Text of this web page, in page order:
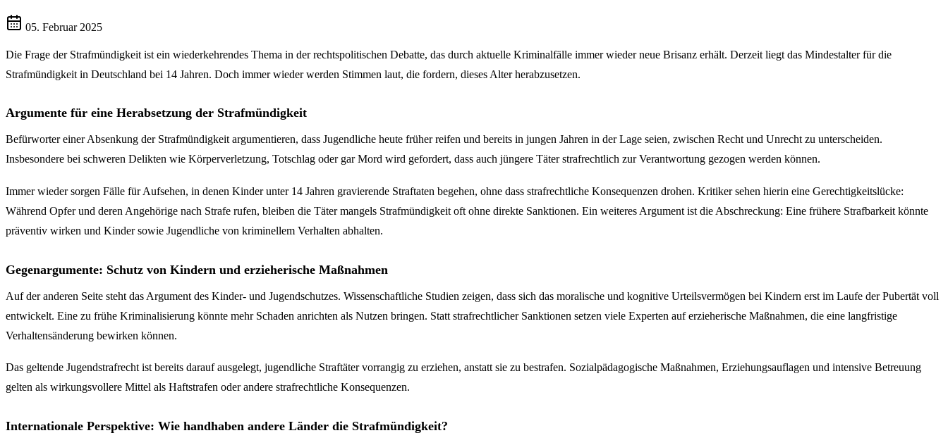
05. Februar 2025
Die Frage der Strafmündigkeit ist ein wiederkehrendes Thema in der rechtspolitischen Debatte, das durch aktuelle Kriminalfälle immer wieder neue Brisanz erhält. Derzeit liegt das Mindestalter für die
Strafmündigkeit in Deutschland bei 14 Jahren. Doch immer wieder werden Stimmen laut, die fordern, dieses Alter herabzusetzen.
Argumente für eine Herabsetzung der Strafmündigkeit
Befürworter einer Absenkung der Strafmündigkeit argumentieren, dass Jugendliche heute früher reifen und bereits in jungen Jahren in der Lage seien, zwischen Recht und Unrecht zu unterscheiden.
Insbesondere bei schweren Delikten wie Körperverletzung, Totschlag oder gar Mord wird gefordert, dass auch jüngere Täter strafrechtlich zur Verantwortung gezogen werden können.
Immer wieder sorgen Fälle für Aufsehen, in denen Kinder unter 14 Jahren gravierende Straftaten begehen, ohne dass strafrechtliche Konsequenzen drohen. Kritiker sehen hierin eine Gerechtigkeitslücke:
Während Opfer und deren Angehörige nach Strafe rufen, bleiben die Täter mangels Strafmündigkeit oft ohne direkte Sanktionen. Ein weiteres Argument ist die Abschreckung: Eine frühere Strafbarkeit könnte
präventiv wirken und Kinder sowie Jugendliche von kriminellem Verhalten abhalten.
Gegenargumente: Schutz von Kindern und erzieherische Maßnahmen
Auf der anderen Seite steht das Argument des Kinder- und Jugendschutzes. Wissenschaftliche Studien zeigen, dass sich das moralische und kognitive Urteilsvermögen bei Kindern erst im Laufe der Pubertät voll
entwickelt. Eine zu frühe Kriminalisierung könnte mehr Schaden anrichten als Nutzen bringen. Statt strafrechtlicher Sanktionen setzen viele Experten auf erzieherische Maßnahmen, die eine langfristige
Verhaltensänderung bewirken können.
Das geltende Jugendstrafrecht ist bereits darauf ausgelegt, jugendliche Straftäter vorrangig zu erziehen, anstatt sie zu bestrafen. Sozialpädagogische Maßnahmen, Erziehungsauflagen und intensive Betreuung
gelten als wirkungsvollere Mittel als Haftstrafen oder andere strafrechtliche Konsequenzen.
Internationale Perspektive: Wie handhaben andere Länder die Strafmündigkeit?